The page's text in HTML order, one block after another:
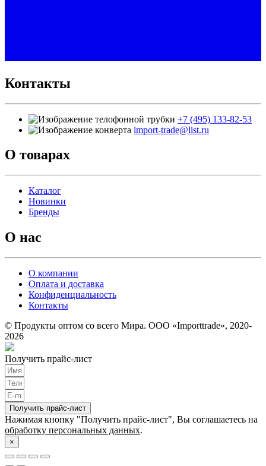
Контакты
+7 (495) 133-82-53
import-trade@list.ru
О товарах
Каталог
Новинки
Бренды
О нас
О компании
Оплата и доставка
Конфиденциальность
Контакты
© Продукты оптом со всего Мира. ООО «Importtrade», 2020-
2026
Получить прайс-лист
Получить прайс-лист
Нажимая кнопку "Получить прайс-лист", Вы соглашаетесь на
обработку персональных данных.
×